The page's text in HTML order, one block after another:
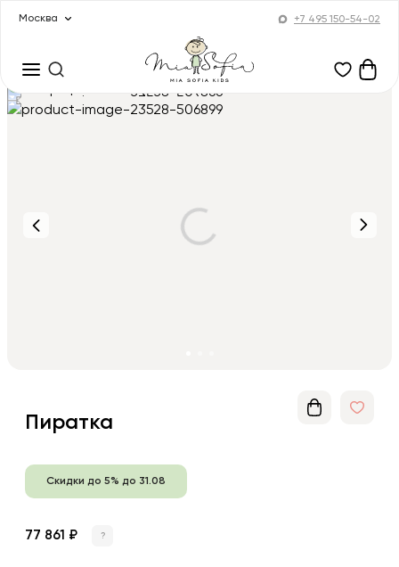
Москва +7 495 150-54-02
Пиратка
Скидки до 5% до 31.08
77 861 ₽ ?